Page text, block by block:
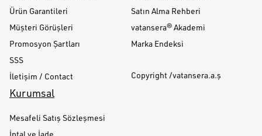
Ürün Garantileri
Müşteri Görüşleri
Promosyon Şartları
SSS
İletişim / Contact
Satın Alma Rehberi
vatansera® Akademi
Marka Endeksi
Copyright /vatansera.a.ş
Kurumsal
Mesafeli Satış Sözleşmesi
İptal ve İade